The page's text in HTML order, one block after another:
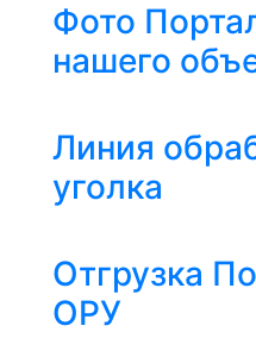
Фото
нашего
Линия
уголка
Отгрузка
ОРУ